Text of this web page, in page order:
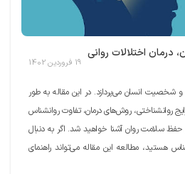
اختلالات روانی
19 فروردین 1402
شخصیت انسان می‌پردازد. در این مقاله به طور
روانشناختی، روش‌های درمان، تفاوت روانشناس
حفظ سلامت روان آشنا خواهید شد. اگر به دنبال
هستید، مطالعه این مقاله می‌تواند راهنمای